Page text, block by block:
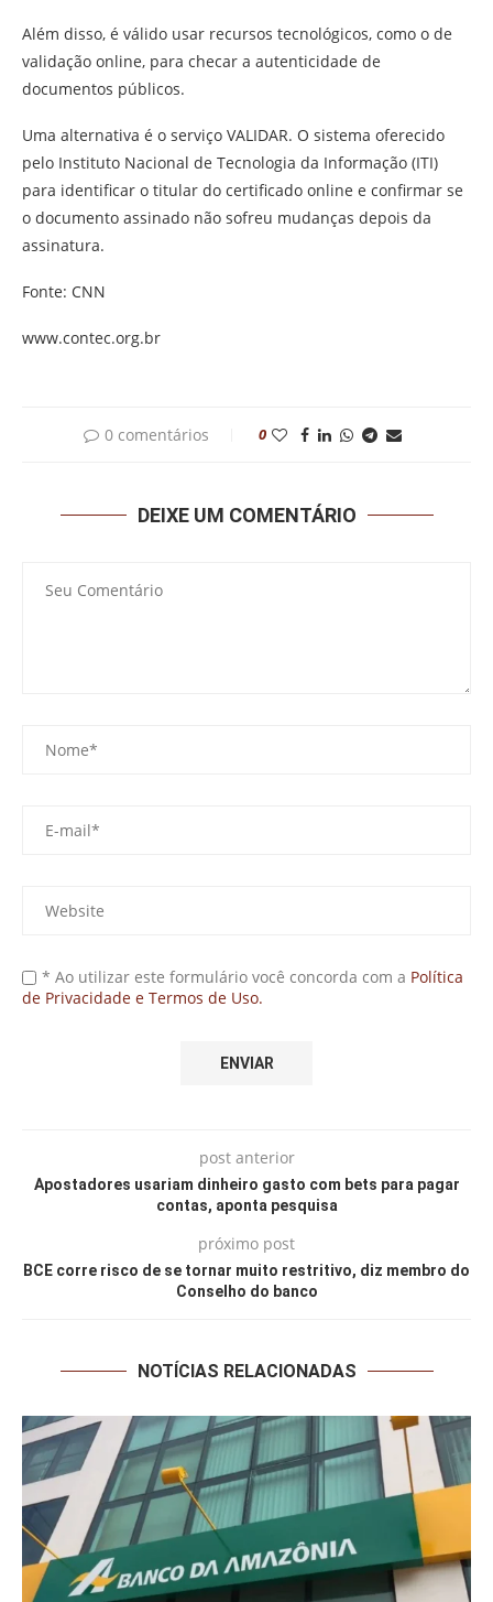
Além disso, é válido usar recursos tecnológicos, como o de
validação online, para checar a autenticidade de
documentos públicos.
Uma alternativa é o serviço VALIDAR. O sistema oferecido
pelo Instituto Nacional de Tecnologia da Informação (ITI)
para identificar o titular do certificado online e confirmar se
o documento assinado não sofreu mudanças depois da
assinatura.
Fonte: CNN
www.contec.org.br
0 comentários 0
DEIXE UM COMENTÁRIO
* Ao utilizar este formulário você concorda com a Política
de Privacidade e Termos de Uso.
post anterior
Apostadores usariam dinheiro gasto com bets para pagar
contas, aponta pesquisa
próximo post
BCE corre risco de se tornar muito restritivo, diz membro do
Conselho do banco
NOTÍCIAS RELACIONADAS